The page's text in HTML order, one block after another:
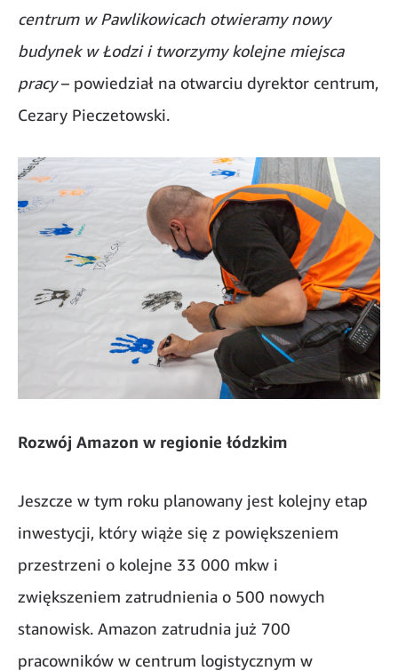
centrum w Pawlikowicach otwieramy nowy
budynek w Łodzi i tworzymy kolejne miejsca
pracy– powiedział na otwarciu dyrektor centrum,
Cezary Pieczetowski.
Rozwój Amazon w regionie łódzkim
Jeszcze w tym roku planowany jest kolejny etap
inwestycji, który wiąże się z powiększeniem
przestrzeni o kolejne 33 000 mkw i
zwiększeniem zatrudnienia o 500 nowych
stanowisk. Amazon zatrudnia już 700
pracowników w centrum logistycznym w